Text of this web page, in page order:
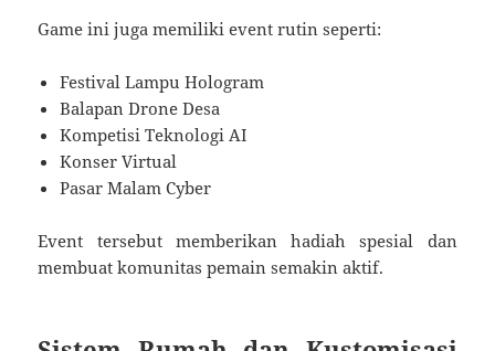
Game ini juga memiliki event rutin seperti:
Festival Lampu Hologram
Balapan Drone Desa
Kompetisi Teknologi AI
Konser Virtual
Pasar Malam Cyber
Event tersebut memberikan hadiah spesial dan
membuat komunitas pemain semakin aktif.